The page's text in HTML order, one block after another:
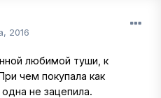
2016
любимой туши, к
чем покупала как
не зацепила.